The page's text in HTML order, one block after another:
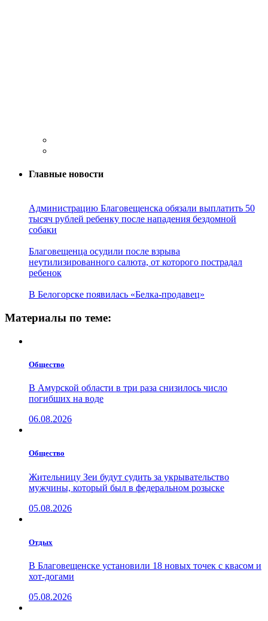
Главные новости
Администрацию Благовещенска обязали выплатить 50
тысяч рублей ребенку после нападения бездомной
собаки
Благовещенца осудили после взрыва
неутилизированного салюта, от которого пострадал
ребенок
В Белогорске появилась «Белка-продавец»
Материалы по теме:
Общество
В Амурской области в три раза снизилось число
погибших на воде
06.08.2026
Общество
Жительницу Зеи будут судить за укрывательство
мужчины, который был в федеральном розыске
05.08.2026
Отдых
В Благовещенске установили 18 новых точек с квасом и
хот-догами
05.08.2026